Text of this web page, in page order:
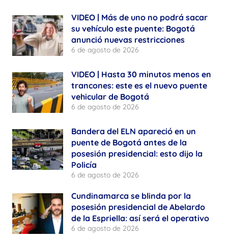
VIDEO | Más de uno no podrá sacar
su vehículo este puente: Bogotá
anunció nuevas restricciones
6 de agosto de 2026
VIDEO | Hasta 30 minutos menos en
trancones: este es el nuevo puente
vehicular de Bogotá
6 de agosto de 2026
Bandera del ELN apareció en un
puente de Bogotá antes de la
posesión presidencial: esto dijo la
Policía
6 de agosto de 2026
Cundinamarca se blinda por la
posesión presidencial de Abelardo
de la Espriella: así será el operativo
6 de agosto de 2026